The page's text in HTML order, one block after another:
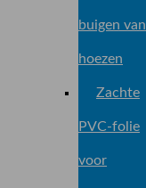
buigen van
hoezen
Zachte
PVC-folie
voor